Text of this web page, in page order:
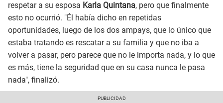
respetar a su esposa Karla Quintana, pero que finalmente
esto no ocurrió. "Él había dicho en repetidas
oportunidades, luego de los dos ampays, que lo único que
estaba tratando es rescatar a su familia y que no iba a
volver a pasar, pero parece que no le importa nada, y lo que
es más, tiene la seguridad que en su casa nunca le pasa
nada", finalizó.